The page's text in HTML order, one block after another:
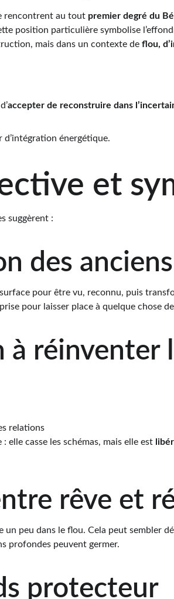
rencontrent au tout premier degré du
position particulière symbolise
mais dans un contexte de flou,
accepter de reconstruire dans
énergétique.
et
suggèrent :
des
pour être vu, reconnu, puis
pour laisser place à quelque chose
à réinventer
relations
elle casse les schémas, mais elle est
rêve et
peu dans le flou. Cela peut sembler
profondes peuvent germer.
protecteur